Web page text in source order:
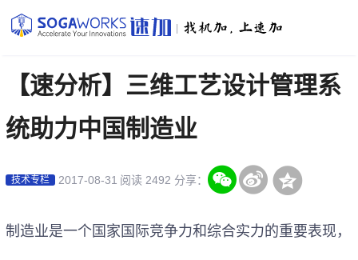
【速分析】三维工艺设计管理系
统助力中国制造业
技术专栏 2017-08-31 阅读 2492 分享：
制造业是一个国家国际竞争力和综合实力的重要表现，